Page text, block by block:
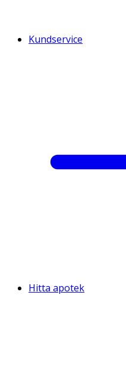
Kundservice
Hitta apotek